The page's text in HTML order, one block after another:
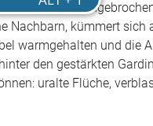
Beatles ist
Nachbarn, kümmert
warmgehalten und
den gestärkten
uralte Flüche,